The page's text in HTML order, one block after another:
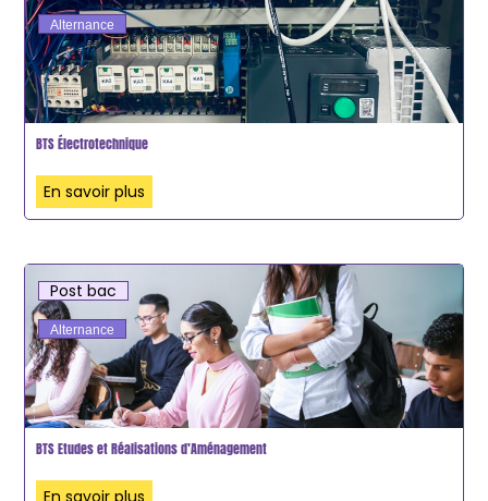
Alternance
BTS Électrotechnique
En savoir plus
Post bac
Alternance
BTS Etudes et Réalisations d’Aménagement
En savoir plus